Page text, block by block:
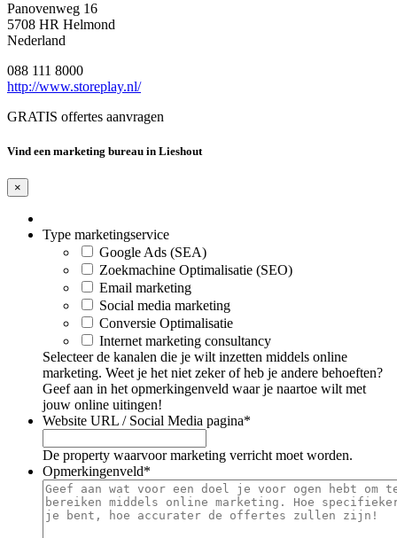
Panovenweg 16
5708 HR Helmond
Nederland
088 111 8000
http://www.storeplay.nl/
GRATIS offertes aanvragen
Vind een marketing bureau in Lieshout
×
Type marketingservice
Google Ads (SEA)
Zoekmachine Optimalisatie (SEO)
Email marketing
Social media marketing
Conversie Optimalisatie
Internet marketing consultancy
Selecteer de kanalen die je wilt inzetten middels online
marketing. Weet je het niet zeker of heb je andere behoeften?
Geef aan in het opmerkingenveld waar je naartoe wilt met
jouw online uitingen!
Website URL / Social Media pagina*
De property waarvoor marketing verricht moet worden.
Opmerkingenveld*